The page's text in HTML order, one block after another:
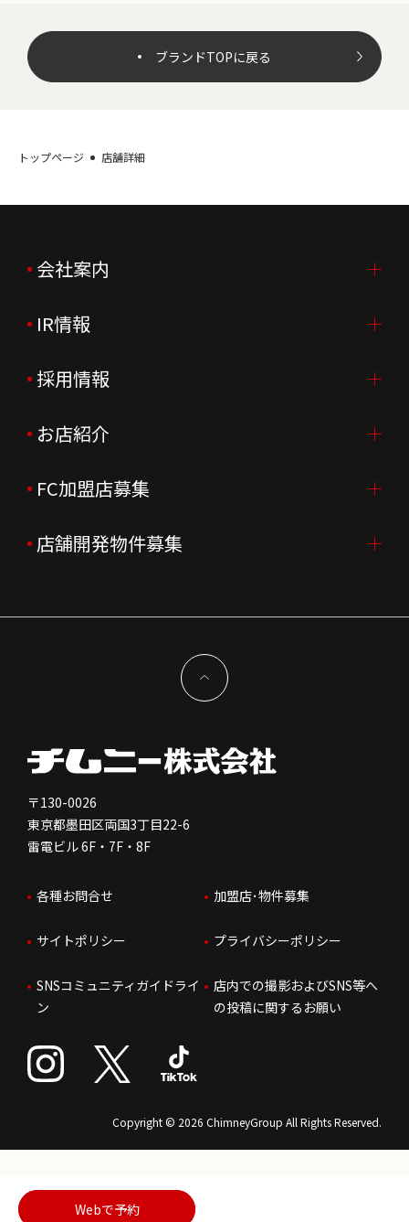
Webで予約
ブランドTOPに戻る
トップページ 店舗詳細
会社案内
会社案内TOP
ご挨拶
会社概要
会社沿革
企業理念
新型コロナウイルス対応
IR情報
IR情報TOP
ニュースリリース
月次売上
決算資料
コーポレートガバナンス
免責事項
株価情報
IRお問合せ
採用情報
採用情報TOP
新卒採用
中途採用
会社を知る
人を知る
はたらく環境
人財育成
サステナビリティ
お店紹介
店舗を探す・予約する
よくあるご質問
FC加盟店募集
FC加盟店募集TOP
独立支援について
FC加盟店お問合せ
店舗開発物件募集
〒130-0026
東京都墨田区両国3丁目22-6
雷電ビル 6F・7F・8F
各種お問合せ 加盟店･物件募集
サイトポリシー プライバシーポリシー
SNSコミュニティガイドライ
ン
店内での撮影およびSNS等へ
の投稿に関するお願い
Copyright © 2026 ChimneyGroup All Rights Reserved.